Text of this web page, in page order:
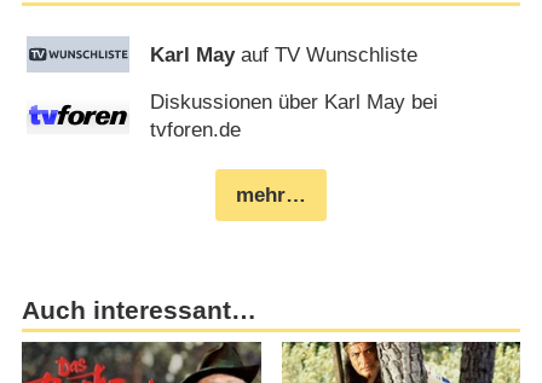
Karl Mayauf TV Wunschliste
Diskussionen über Karl May bei
tvforen.de
mehr…
Auch interessant…